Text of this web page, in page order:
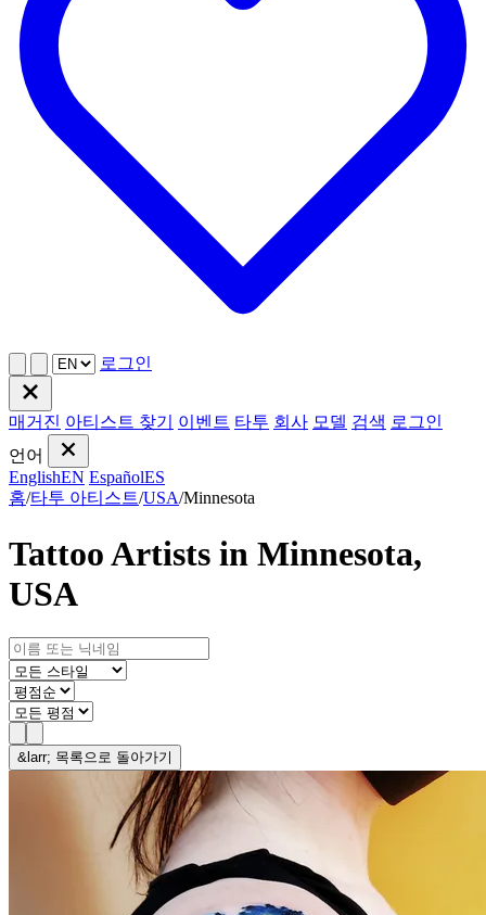
로그인
매거진 아티스트 찾기 이벤트 타투 회사 모델 검색 로그인
언어
EnglishEN EspañolES
홈/타투 아티스트/USA/Minnesota
Tattoo Artists in Minnesota,
USA
&larr; 목록으로 돌아가기